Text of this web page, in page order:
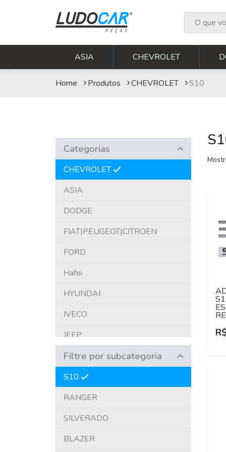
ASIA CHEVROLET
Home Produtos CHEVROLET S10
Categorias
ASIA
CHEVROLET
DODGE
FIAT|PEUGEOT|CITROEN
FORD
Hafei
HYUNDAI
IVECO
JEEP
KIA
LAND ROVER
MERCEDES-BENZ
MITSUBISHI
NISSAN
Filtre por subcategoria
S10
RANGER
SILVERADO
BLAZER